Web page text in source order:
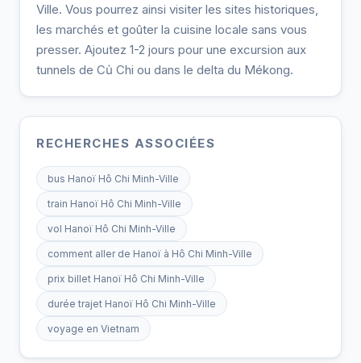
Ville. Vous pourrez ainsi visiter les sites historiques,
les marchés et goûter la cuisine locale sans vous
presser. Ajoutez 1-2 jours pour une excursion aux
tunnels de Củ Chi ou dans le delta du Mékong.
RECHERCHES ASSOCIÉES
bus Hanoï Hô Chi Minh-Ville
train Hanoï Hô Chi Minh-Ville
vol Hanoï Hô Chi Minh-Ville
comment aller de Hanoï à Hô Chi Minh-Ville
prix billet Hanoï Hô Chi Minh-Ville
durée trajet Hanoï Hô Chi Minh-Ville
voyage en Vietnam